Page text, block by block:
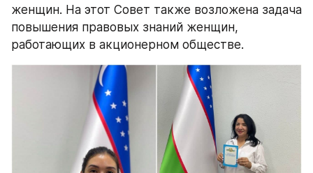
женщин. На этот Совет также возложена задача
повышения правовых знаний женщин,
работающих в акционерном обществе.